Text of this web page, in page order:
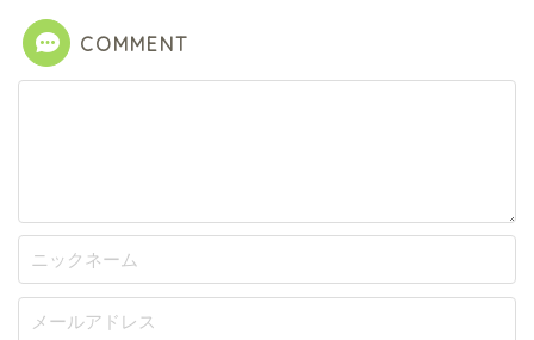
COMMENT